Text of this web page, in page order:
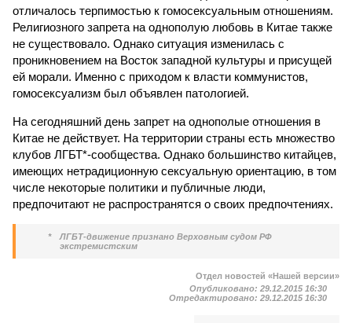
отличалось терпимостью к гомосексуальным отношениям.
Религиозного запрета на однополую любовь в Китае также
не существовало. Однако ситуация изменилась с
проникновением на Восток западной культуры и присущей
ей морали. Именно с приходом к власти коммунистов,
гомосексуализм был объявлен патологией.
На сегодняшний день запрет на однополые отношения в
Китае не действует. На территории страны есть множество
клубов ЛГБТ*-сообщества. Однако большинство китайцев,
имеющих нетрадиционную сексуальную ориентацию, в том
числе некоторые политики и публичные люди,
предпочитают не распространятся о своих предпочтениях.
*
ЛГБТ-движение признано Верховным судом РФ
экстремистским
Отдел новостей «Нашей версии»
Опубликовано: 29.12.2015 16:30
Отредактировано: 29.12.2015 16:30